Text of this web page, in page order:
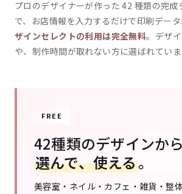
プロのデザイナーが作った 42 種類の完成
で、お店情報を入力するだけで印刷データ
ザインセレクトの利用は完全無料。デザ
や、制作時間が取れない方に選ばれていま
FREE
42種類のデザインから
選んで、使える。
美容室・ネイル・カフェ・雑貨・整